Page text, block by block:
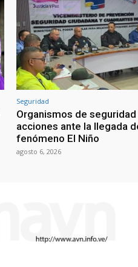
Seguridad
Organismos de
acciones ante la llegada
fenómeno El Niño
agosto 6, 2026